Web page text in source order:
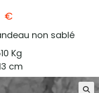
€
non sablé
Kg
cm